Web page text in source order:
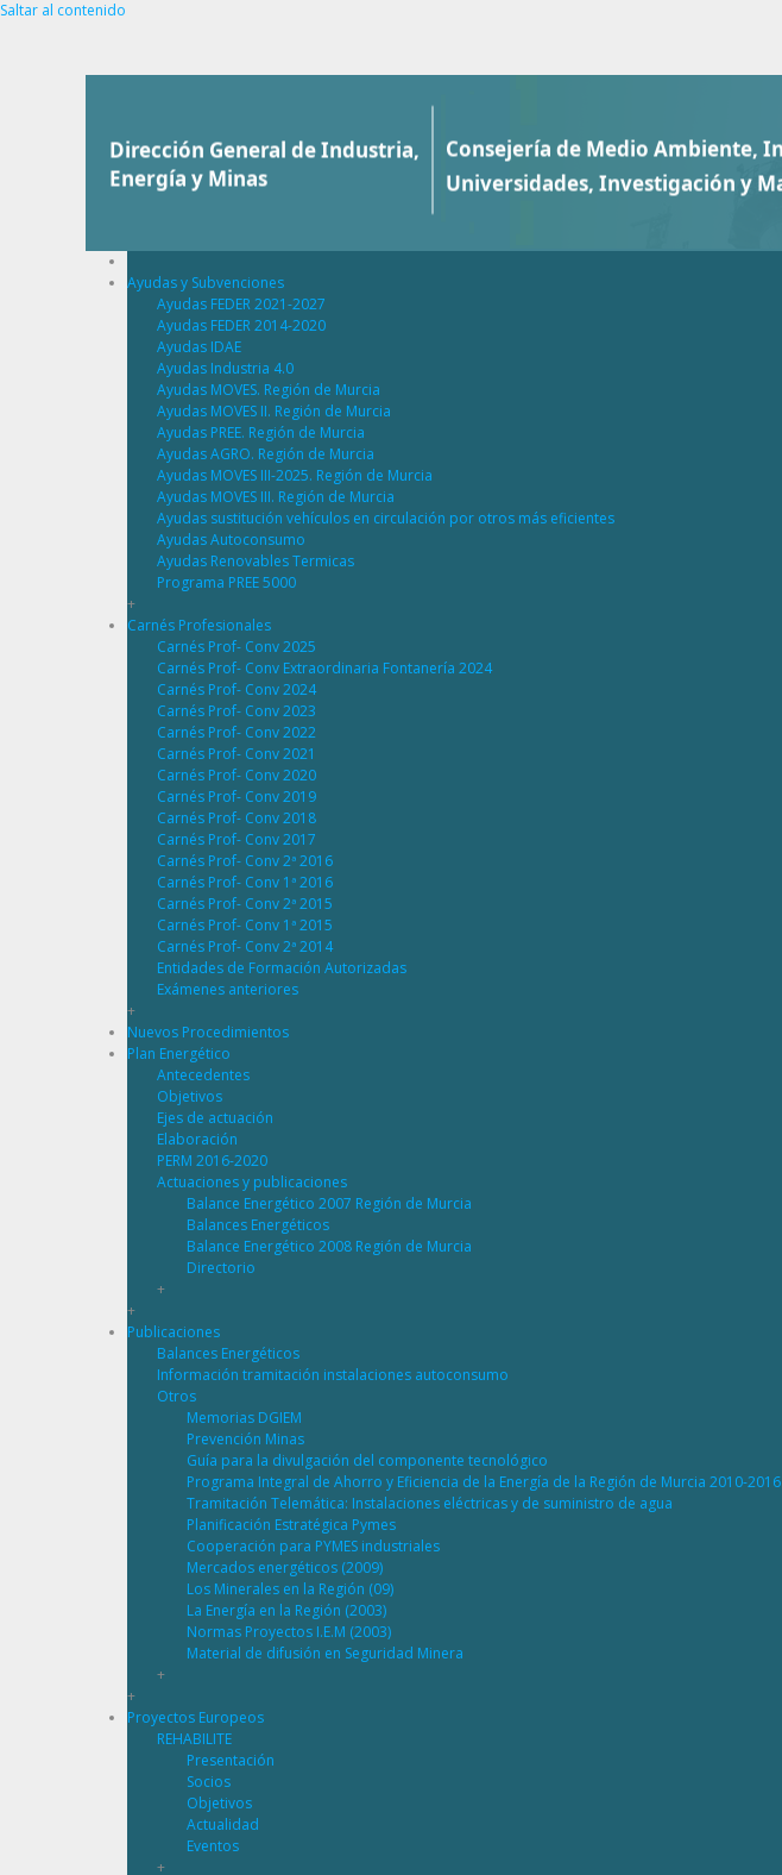
Saltar al contenido
Ayudas y Subvenciones
Ayudas FEDER 2021-2027
Ayudas FEDER 2014-2020
Ayudas IDAE
Ayudas Industria 4.0
Ayudas MOVES. Región de Murcia
Ayudas MOVES II. Región de Murcia
Ayudas PREE. Región de Murcia
Ayudas AGRO. Región de Murcia
Ayudas MOVES III-2025. Región de Murcia
Ayudas MOVES III. Región de Murcia
Ayudas sustitución vehículos en circulación por otros más eficientes
Ayudas Autoconsumo
Ayudas Renovables Termicas
Programa PREE 5000
+
Carnés Profesionales
Carnés Prof- Conv 2025
Carnés Prof- Conv Extraordinaria Fontanería 2024
Carnés Prof- Conv 2024
Carnés Prof- Conv 2023
Carnés Prof- Conv 2022
Carnés Prof- Conv 2021
Carnés Prof- Conv 2020
Carnés Prof- Conv 2019
Carnés Prof- Conv 2018
Carnés Prof- Conv 2017
Carnés Prof- Conv 2ª 2016
Carnés Prof- Conv 1ª 2016
Carnés Prof- Conv 2ª 2015
Carnés Prof- Conv 1ª 2015
Carnés Prof- Conv 2ª 2014
Entidades de Formación Autorizadas
Exámenes anteriores
+
Nuevos Procedimientos
Plan Energético
Antecedentes
Objetivos
Ejes de actuación
Elaboración
PERM 2016-2020
Actuaciones y publicaciones
Balance Energético 2007 Región de Murcia
Balances Energéticos
Balance Energético 2008 Región de Murcia
Directorio
+
+
Publicaciones
Balances Energéticos
Información tramitación instalaciones autoconsumo
Otros
Memorias DGIEM
Prevención Minas
Guía para la divulgación del componente tecnológico
Programa Integral de Ahorro y Eficiencia de la Energía de la Región de Murcia 2010-2016
Tramitación Telemática: Instalaciones eléctricas y de suministro de agua
Planificación Estratégica Pymes
Cooperación para PYMES industriales
Mercados energéticos (2009)
Los Minerales en la Región (09)
La Energía en la Región (2003)
Normas Proyectos I.E.M (2003)
Material de difusión en Seguridad Minera
+
+
Proyectos Europeos
REHABILITE
Presentación
Socios
Objetivos
Actualidad
Eventos
+